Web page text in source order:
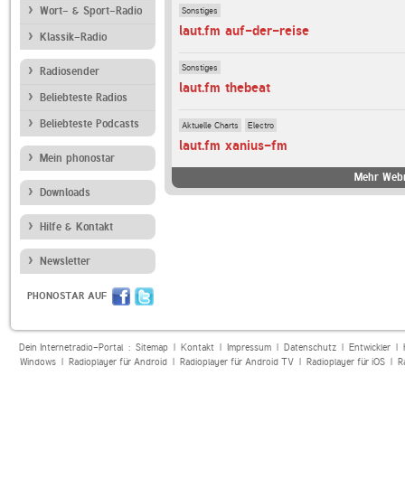
Wort- & Sport-Radio
Klassik-Radio
Radiosender
Beliebteste Radios
Beliebteste Podcasts
Mein phonostar
Downloads
Hilfe & Kontakt
Newsletter
PHONOSTAR AUF
Sonstiges
laut.fm auf-der-reise
Sonstiges
laut.fm thebeat
Aktuelle Charts Electro
laut.fm xanius-fm
Mehr
Dein Internetradio-Portal : Sitemap| Kontakt| Impressum| Datenschutz| Entwickler|
Windows| Radioplayer für Android| Radioplayer für Android TV| Radioplayer für iOS|